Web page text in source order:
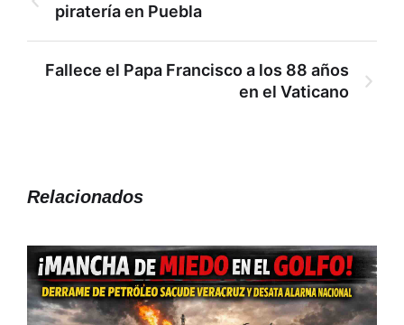
piratería en Puebla
Fallece el Papa Francisco a los 88 años
en el Vaticano
Relacionados